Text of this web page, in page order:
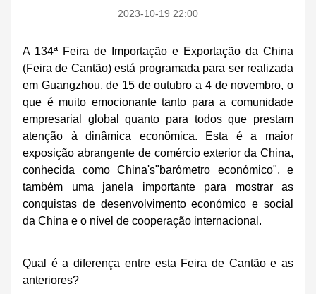
2023-10-19 22:00
A 134ª Feira de Importação e Exportação da China
(Feira de Cantão) está programada para ser realizada
em Guangzhou, de 15 de outubro a 4 de novembro, o
que é muito emocionante tanto para a comunidade
empresarial global quanto para todos que prestam
atenção à dinâmica econômica. Esta é a maior
exposição abrangente de comércio exterior da China,
conhecida como China's"barómetro económico", e
também uma janela importante para mostrar as
conquistas de desenvolvimento económico e social
da China e o nível de cooperação internacional.
Qual é a diferença entre esta Feira de Cantão e as
anteriores?